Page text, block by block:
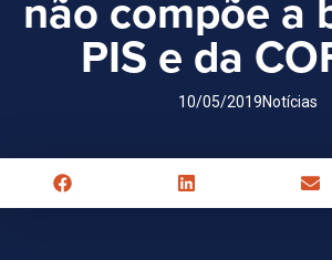
não compõe a
PIS e da
10/05/2019Notícias